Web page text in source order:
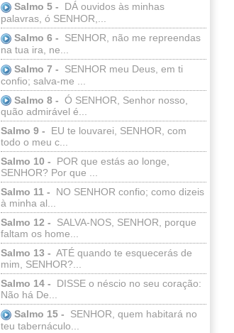
Salmo 5 -
DÁ ouvidos às minhas
palavras, ó SENHOR,...
Salmo 6 -
SENHOR, não me repreendas
na tua ira, ne...
Salmo 7 -
SENHOR meu Deus, em ti
confio; salva-me ...
Salmo 8 - Ó SENHOR, Senhor nosso,
quão admirável é...
Salmo 9 -
EU te louvarei, SENHOR, com
todo o meu c...
Salmo 10 -
POR que estás ao longe,
SENHOR? Por que ...
Salmo 11 -
NO SENHOR confio; como dizeis
à minha al...
Salmo 12 -
SALVA-NOS, SENHOR, porque
faltam os home...
Salmo 13 - ATÉ quando te esquecerás de
mim, SENHOR?...
Salmo 14 -
DISSE o néscio no seu coração:
Não há De...
Salmo 15 -
SENHOR, quem habitará no
teu tabernáculo...